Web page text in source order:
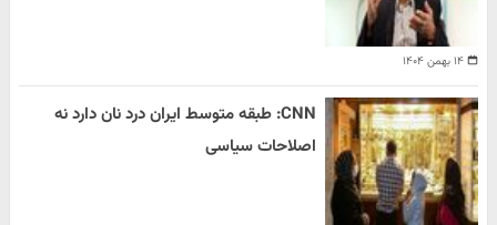
۱۴ بهمن ۱۴۰۴
CNN: طبقه متوسط ایران درد نان دارد نه
اصلاحات سیاسی